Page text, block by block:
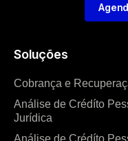
Soluções
Cobrança e
Análise de Crédíto
Jurídica
Análise de Crédíto